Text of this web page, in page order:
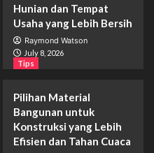
Hunian dan Tempat
Usaha yang Lebih Bersih
Raymond Watson
July 8, 2026
Tips
Pilihan Material
Bangunan untuk
Konstruksi yang Lebih
Efisien dan Tahan Cuaca